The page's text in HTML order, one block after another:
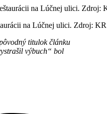
na Lúčnej ulici. Zdroj:
titulok článku
výbuch“ bol